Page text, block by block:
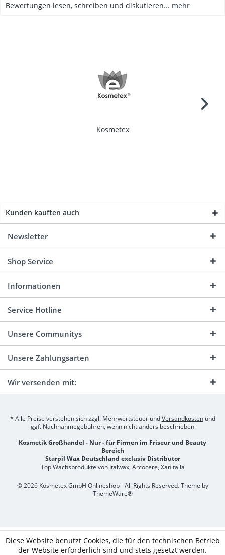
Bewertungen lesen, schreiben und diskutieren... mehr
Kosmetex
Kunden kauften auch
Newsletter
Shop Service
Informationen
Service Hotline
Unsere Communitys
Unsere Zahlungsarten
Wir versenden mit:
* Alle Preise verstehen sich zzgl. Mehrwertsteuer undVersandkostenund
ggf. Nachnahmegebühren, wenn nicht anders beschrieben
Kosmetik Großhandel - Nur - für Firmen im Friseur und Beauty
Bereich
Starpil Wax Deutschland exclusiv Distributor
Top Wachsprodukte von Italwax, Arcocere, Xanitalia
© 2026 Kosmetex GmbH Onlineshop - All Rights Reserved. Theme by
ThemeWare®
Diese Website benutzt Cookies, die für den technischen Betrieb
der Website erforderlich sind und stets gesetzt werden.